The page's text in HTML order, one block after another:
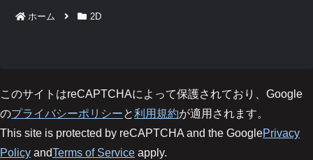
ホーム 2D
このサイトはreCAPTCHAによって保護されており、Google
のプライバシーポリシーと利用規約が適用されます。
This site is protected by reCAPTCHA and the GooglePrivacy
Policy andTerms of Service apply.